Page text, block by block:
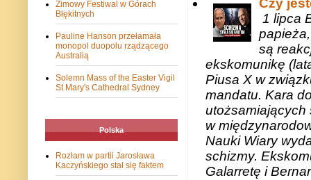
Czy
1 lipca
są
ekskomunikę
Piusa X w
mandatu. Kara
utożsamiających
w
Nauki Wiary
schizmy.
Galarretę i
Zimowy Festiwal w Górach
Błękitnych
Pauline Hanson przełamała
monopol duopolu rządzącego
Australią
Solemn Mass of the Easter Vigil
St Mary's Cathedral Sydney
Polska
Rozłam w partii Jarosława
Kaczyńskiego stał się faktem